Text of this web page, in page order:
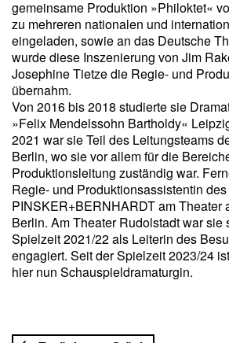
gemeinsame Produktion »Philoktet«
zu mehreren nationalen und
eingeladen, sowie an das Deutsche
wurde diese Inszenierung von Jim
Josephine Tietze die Regie- und
übernahm.
Von 2016 bis 2018 studierte sie
»Felix Mendelssohn Bartholdy«
2021 war sie Teil des Leitungsteams
Berlin, wo sie vor allem für die
Produktionsleitung zuständig war.
Regie- und Produktionsassistentin
PINSKER+BERNHARDT am Theater
Berlin. Am Theater Rudolstadt war sie
Spielzeit 2021/22 als Leiterin des
engagiert. Seit der Spielzeit 2023/24
hier nun Schauspieldramaturgin.